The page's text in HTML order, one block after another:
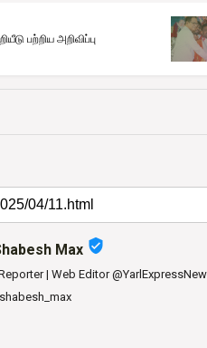
பற்றிய அறிவிப்பு
Max verified_user
| Web Editor